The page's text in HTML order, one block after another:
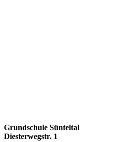
Grundschule Sünteltal
Diesterwegstr. 1